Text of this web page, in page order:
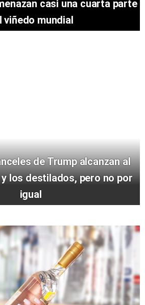
casi una cuarta parte
viñedo mundial
de Trump alcanzan al
los destilados, pero no por
igual